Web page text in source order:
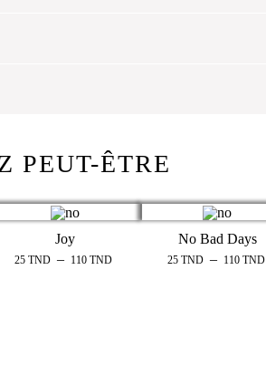
PEUT-ÊTRE
Joy
25TND – 110TND
No Bad Days
25 TND – 110 TND